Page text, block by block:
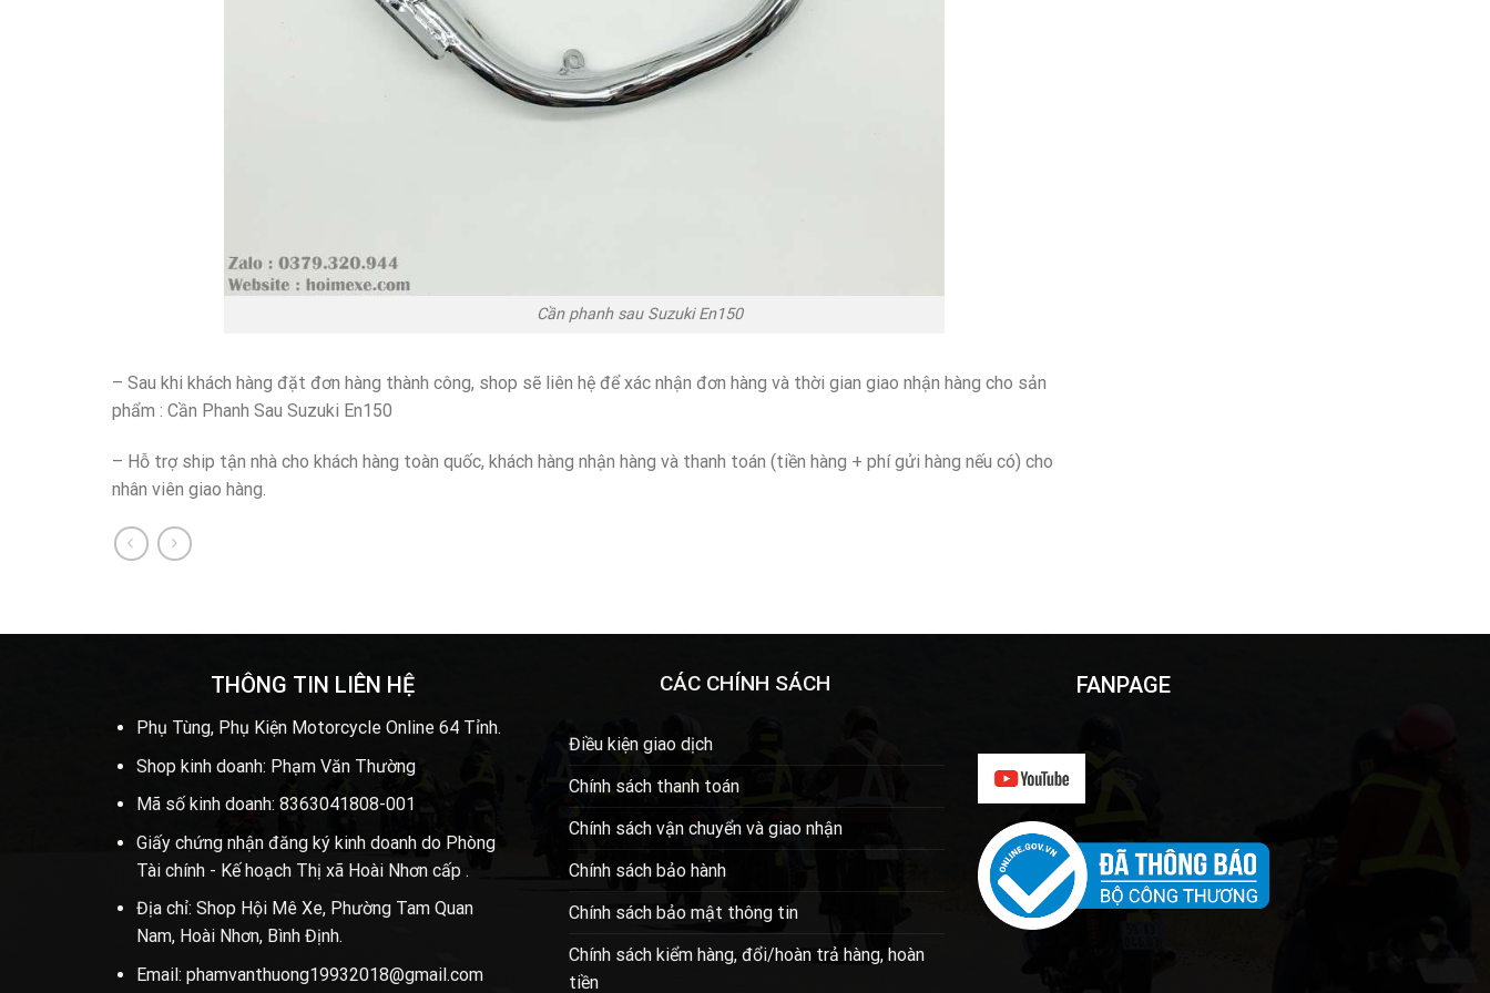
Cần phanh sau Suzuki En150
– Sau khi khách hàng đặt đơn hàng thành công, shop sẽ liên hệ để xác nhận đơn hàng và thời gian giao nhận hàng cho sản
phẩm : Cần Phanh Sau Suzuki En150
– Hỗ trợ ship tận nhà cho khách hàng toàn quốc, khách hàng nhận hàng và thanh toán (tiền hàng + phí gửi hàng nếu có) cho
nhân viên giao hàng.
THÔNG TIN LIÊN HỆ
Phụ Tùng, Phụ Kiện Motorcycle Online 64 Tỉnh.
Shop kinh doanh: Phạm Văn Thường
Mã số kinh doanh: 8363041808-001
Giấy chứng nhận đăng ký kinh doanh do Phòng
Tài chính - Kế hoạch Thị xã Hoài Nhơn cấp .
Địa chỉ: Shop Hội Mê Xe, Phường Tam Quan
Nam, Hoài Nhơn, Bình Định.
Email: phamvanthuong19932018@gmail.com
CÁC CHÍNH SÁCH
Điều kiện giao dịch
Chính sách thanh toán
Chính sách vận chuyển và giao nhận
Chính sách bảo hành
Chính sách bảo mật thông tin
Chính sách kiểm hàng, đổi/hoàn trả hàng, hoàn
tiền
FANPAGE